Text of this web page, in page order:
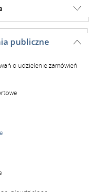
publiczne
o udzielenie zamówień